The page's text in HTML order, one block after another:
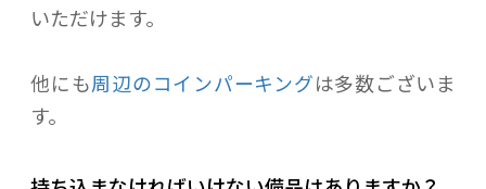
いただけます。
他にも周辺のコインパーキングは多数ございま
す。